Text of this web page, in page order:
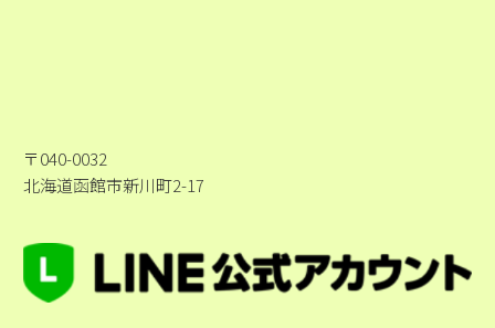
〒040-0032
北海道函館市新川町2-17